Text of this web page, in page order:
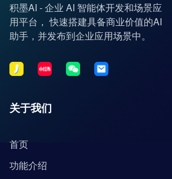
积墨AI - 企业 AI 智能体开发和场景应
用平台， 快速搭建具备商业价值的AI
助手，并发布到企业应用场景中。
关于我们
首页
功能介绍